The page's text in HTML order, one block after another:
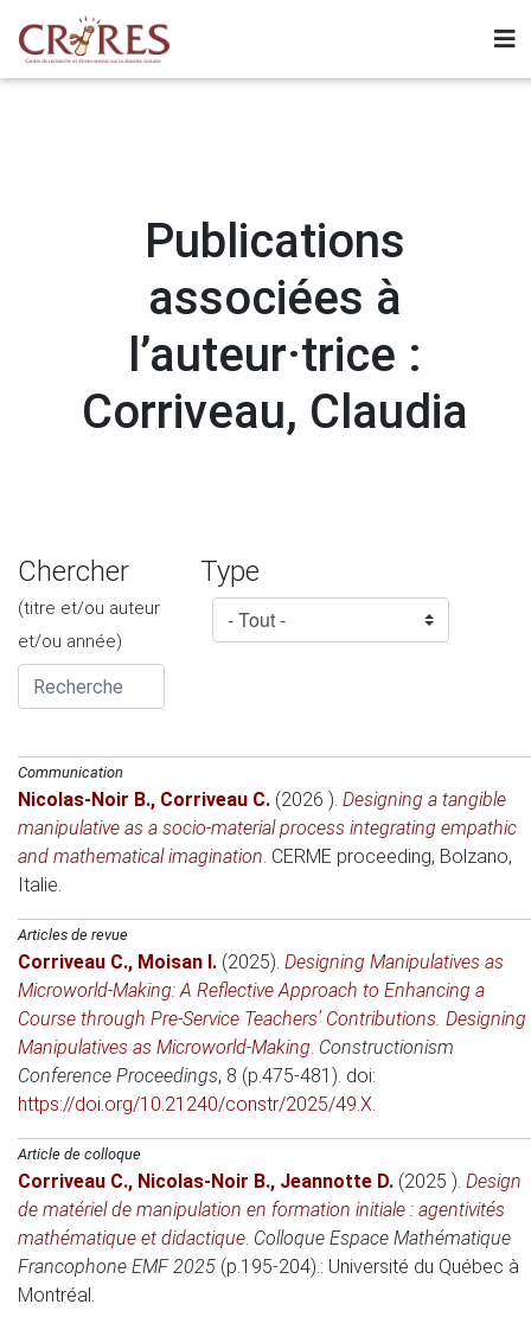
Publications
associées à
l’auteur·trice :
Corriveau, Claudia
Chercher
(titre et/ou auteur
et/ou année)
Type
Communication
Nicolas-Noir B., Corriveau C. (2026 ). Designing a tangible
manipulative as a socio-material process integrating empathic
and mathematical imagination. CERME proceeding, Bolzano,
Italie.
Articles de revue
Corriveau C., Moisan I. (2025). Designing Manipulatives as
Microworld-Making: A Reflective Approach to Enhancing a
Course through Pre-Service Teachers’ Contributions. Designing
Manipulatives as Microworld-Making. Constructionism
Conference Proceedings, 8 (p.475-481). doi:
https://doi.org/10.21240/constr/2025/49.X.
Article de colloque
Corriveau C., Nicolas-Noir B., Jeannotte D. (2025 ). Design
de matériel de manipulation en formation initiale : agentivités
mathématique et didactique. Colloque Espace Mathématique
Francophone EMF 2025 (p.195-204).: Université du Québec à
Montréal.